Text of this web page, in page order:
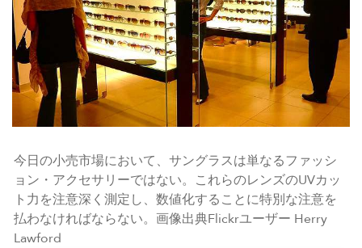
今日の小売市場において、サングラスは単なるファッシ
ョン・アクセサリーではない。これらのレンズのUVカッ
ト力を注意深く測定し、数値化することに特別な注意を
払わなければならない。画像出典Flickrユーザー Herry
Lawford